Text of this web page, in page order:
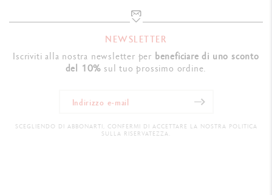
NEWSLETTER
Iscriviti alla nostra newsletter per beneficiare di uno sconto
del 10% sul tuo prossimo ordine.
SCEGLIENDO DI ABBONARTI, CONFERMI DI ACCETTARE LA NOSTRA POLITICA
SULLA RISERVATEZZA.